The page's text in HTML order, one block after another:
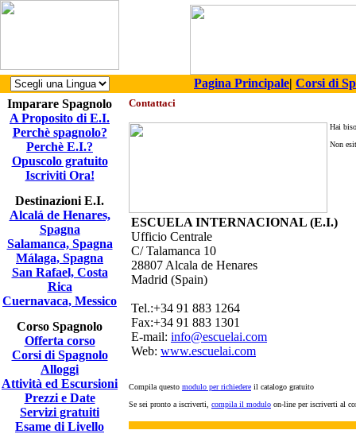
Pagina Principale| Corsi di
Imparare Spagnolo
A Proposito di E.I.
Perchè spagnolo?
Perchè E.I.?
Opuscolo gratuito
Iscriviti Ora!
Destinazioni E.I.
Alcalá de Henares,
Spagna
Salamanca, Spagna
Málaga, Spagna
San Rafael, Costa
Rica
Cuernavaca, Messico
Corso Spagnolo
Offerta corso
Corsi di Spagnolo
Alloggi
Attività ed Escursioni
Prezzi e Date
Servizi gratuiti
Esame di Livello
Contattaci
Hai
Non
ESCUELA INTERNACIONAL (E.I.)
Ufficio Centrale
C/ Talamanca 10
28807 Alcala de Henares
Madrid (Spain)
Tel.:+34 91 883 1264
Fax:+34 91 883 1301
E-mail: info@escuelai.com
Web: www.escuelai.com
Compila questo modulo per richiedere il catalogo gratuito
Se sei pronto a iscriverti, compila il modulo on-line per iscriverti al